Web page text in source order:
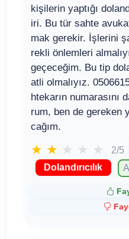
kişilerin yaptığı
iri. Bu tür sahte
mak gerekir. İşlerini
rekli önlemleri
geçeceğim. Bu tip
atli olmalıyız.
htekarın numarasını
rum, ben de gereken
cağım.
★ ★ ★ ★ ★ 2/5
Dolandırıcılık